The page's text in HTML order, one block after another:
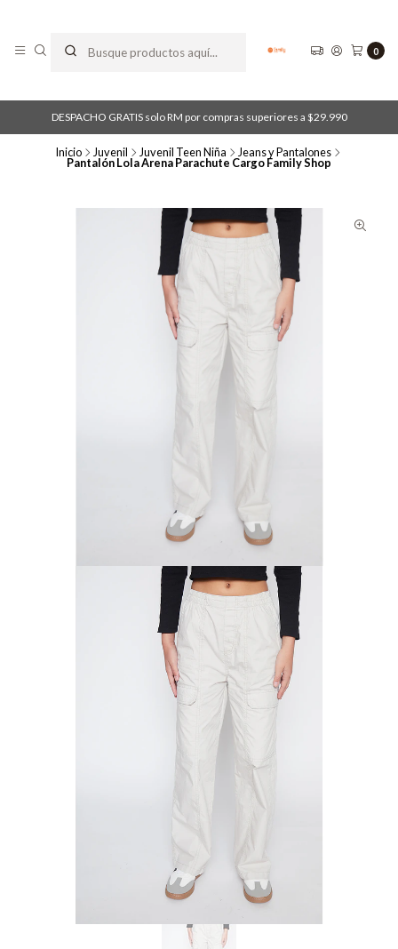
0
DESPACHO GRATIS solo RM por compras superiores a $29.990
Inicio Juvenil Juvenil Teen Niña Jeans y Pantalones
Pantalón Lola Arena Parachute Cargo Family Shop